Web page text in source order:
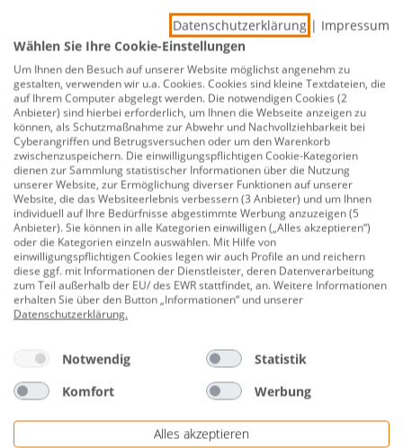
Taster beleuchtet (mit Linse und eingesetzter
Glimmlampe) im Design RIVOS und der Farbe anthrazit
mit einer Nennspannung von 250V sowie einem
Schaltvermögen von 10AX. Schutzart IP 20.
Schalterprogramm: Rivo
Farbe: anthrazit
Schutzart: IP 20 (für innen)
Einzeltaster
Wippe
Zusammenstellung: Basiselement mit zentraler
Montageart: Unterputz
Befestigungsart: Krallen-/Schraubbefestigung
Material: Kunststoff
Datenschutzerklärung | Impressum
Wählen Sie Ihre Cookie-Einstellungen
Um Ihnen den Besuch auf unserer Website möglichst angenehm zu
gestalten, verwenden wir u.a. Cookies. Cookies sind kleine Textdateien, die
auf Ihrem Computer abgelegt werden. Die notwendigen Cookies (2
Anbieter) sind hierbei erforderlich, um Ihnen die Webseite anzeigen zu
können, als Schutzmaßnahme zur Abwehr und Nachvollziehbarkeit bei
Cyberangriffen und Betrugsversuchen oder um den Warenkorb
zwischenzuspeichern. Die einwilligungspflichtigen Cookie-Kategorien
dienen zur Sammlung statistischer Informationen über die Nutzung
unserer Website, zur Ermöglichung diverser Funktionen auf unserer
Website, die das Websiteerlebnis verbessern (3 Anbieter) und um Ihnen
individuell auf Ihre Bedürfnisse abgestimmte Werbung anzuzeigen (5
Anbieter). Sie können in alle Kategorien einwilligen („Alles akzeptieren“)
oder die Kategorien einzeln auswählen. Mit Hilfe von
einwilligungspflichtigen Cookies legen wir auch Profile an und reichern
diese ggf. mit Informationen der Dienstleister, deren Datenverarbeitung
zum Teil außerhalb der EU/ des EWR stattfindet, an. Weitere Informationen
erhalten Sie über den Button „Informationen“ und unserer
Datenschutzerklärung.
Notwendig
Statistik
Komfort
Werbung
Alles akzeptieren